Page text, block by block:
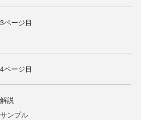
3ページ目
4ページ目
解説
サンプル